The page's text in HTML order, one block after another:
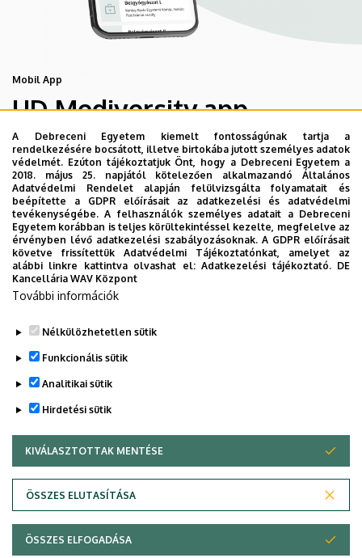
Mobil App
UD Mediversity app
Az UD Mediversity mobilalkalmazás a Debreceni Egyetem
előremutató fejlesztése, melynek célja, hogy a betegek
és a hozzátartozók egyszerűen, gyorsan
eligazodhassanak a Klinikai Központ szolgáltatásai
között, mert az Ön egészsége a mi prioritásunk. A
Debreceni Egyetem egészségügyi ellátáskereső
alkalmazása lehetővé teszi felhasználói számára az
egyetem egészségügyi információihoz való naprakész
TOVÁBBI INFORMÁCIÓK
Adatvédelem
A Debreceni Egyetem kiemelt fontosságúnak tartja a
rendelkezésére bocsátott, illetve birtokába jutott személyes adatok
védelmét. Ezúton tájékoztatjuk Önt, hogy a Debreceni Egyetem a
2018. május 25. napjától kötelezően alkalmazandó Általános
Adatvédelmi Rendelet alapján felülvizsgálta folyamatait és
beépítette a GDPR előírásait az adatkezelési és adatvédelmi
tevékenységébe. A felhasználók személyes adatait a Debreceni
Egyetem korábban is teljes körültekintéssel kezelte, megfelelve az
érvényben lévő adatkezelési szabályozásoknak. A GDPR előírásait
követve frissítettük Adatvédelmi Tájékoztatónkat, amelyet az
alábbi linkre kattintva olvashat el:Adatkezelési tájékoztató. DE
Kancellária WAV Központ
További információk
Nélkülözhetetlen sütik
Funkcionális sütik
Analitikai sütik
Hirdetési sütik
KIVÁLASZTOTTAK MENTÉSE
ÖSSZES ELUTASÍTÁSA
WITHDRAW CONSENT
ÖSSZES ELFOGADÁSA